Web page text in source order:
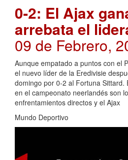
0-2: El Ajax
arrebata el
09 de Febrero,
Aunque empatado a puntos con el
el nuevo líder de la Eredivisie
domingo por 0-2 al Fortuna Sittard.
en el campeonato neerlandés son
enfrentamientos directos y el Ajax
Mundo Deportivo